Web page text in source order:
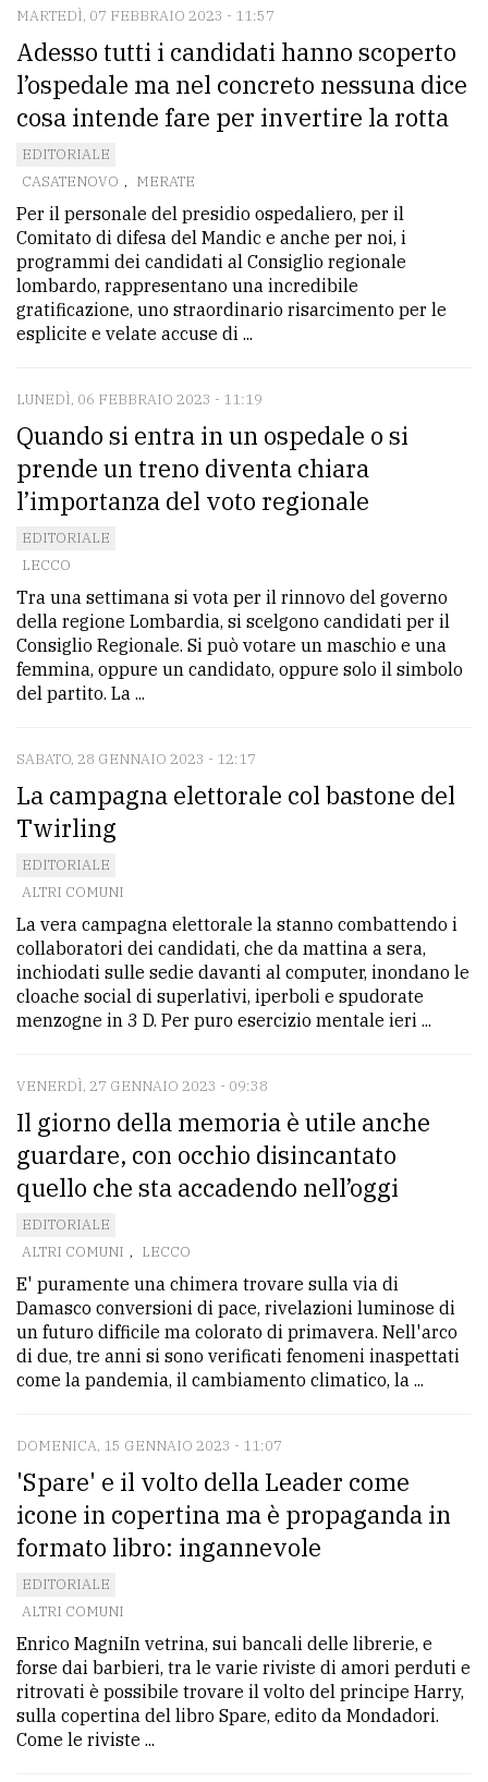
MARTEDÌ, 07 FEBBRAIO 2023 - 11:57
Adesso tutti i candidati hanno scoperto
l’ospedale ma nel concreto nessuna dice
cosa intende fare per invertire la rotta
EDITORIALE
CASATENOVO , MERATE
Per il personale del presidio ospedaliero, per il
Comitato di difesa del Mandic e anche per noi, i
programmi dei candidati al Consiglio regionale
lombardo, rappresentano una incredibile
gratificazione, uno straordinario risarcimento per le
esplicite e velate accuse di ...
LUNEDÌ, 06 FEBBRAIO 2023 - 11:19
Quando si entra in un ospedale o si
prende un treno diventa chiara
l’importanza del voto regionale
EDITORIALE
LECCO
Tra una settimana si vota per il rinnovo del governo
della regione Lombardia, si scelgono candidati per il
Consiglio Regionale. Si può votare un maschio e una
femmina, oppure un candidato, oppure solo il simbolo
del partito. La ...
SABATO, 28 GENNAIO 2023 - 12:17
La campagna elettorale col bastone del
Twirling
EDITORIALE
ALTRI COMUNI
La vera campagna elettorale la stanno combattendo i
collaboratori dei candidati, che da mattina a sera,
inchiodati sulle sedie davanti al computer, inondano le
cloache social di superlativi, iperboli e spudorate
menzogne in 3 D. Per puro esercizio mentale ieri ...
VENERDÌ, 27 GENNAIO 2023 - 09:38
Il giorno della memoria è utile anche
guardare, con occhio disincantato
quello che sta accadendo nell’oggi
EDITORIALE
ALTRI COMUNI , LECCO
E' puramente una chimera trovare sulla via di
Damasco conversioni di pace, rivelazioni luminose di
un futuro difficile ma colorato di primavera. Nell'arco
di due, tre anni si sono verificati fenomeni inaspettati
come la pandemia, il cambiamento climatico, la ...
DOMENICA, 15 GENNAIO 2023 - 11:07
'Spare' e il volto della Leader come
icone in copertina ma è propaganda in
formato libro: ingannevole
EDITORIALE
ALTRI COMUNI
Enrico MagniIn vetrina, sui bancali delle librerie, e
forse dai barbieri, tra le varie riviste di amori perduti e
ritrovati è possibile trovare il volto del principe Harry,
sulla copertina del libro Spare, edito da Mondadori.
Come le riviste ...